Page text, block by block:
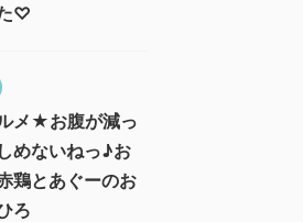
♡
メ★お腹が減っ
めないねっ♪お
鶏とあぐーのお
ろ